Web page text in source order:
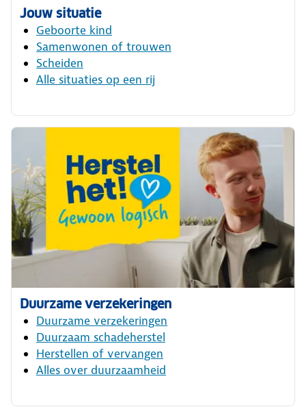
Jouw situatie
Geboorte kind
Samenwonen of trouwen
Scheiden
Alle situaties op een rij
Duurzame verzekeringen
Duurzame verzekeringen
Duurzaam schadeherstel
Herstellen of vervangen
Alles over duurzaamheid